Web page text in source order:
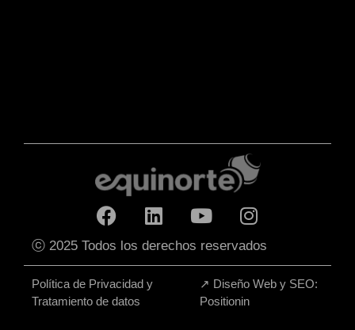
ⓒ 2025 Todos los derechos reservados
Política de Privacidad y
Tratamiento de datos
↗ Diseño Web y SEO:
Positionin